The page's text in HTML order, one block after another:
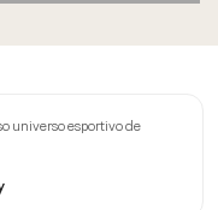
universo esportivo de